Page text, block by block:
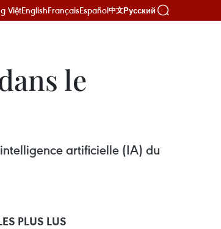
ViệtEnglishFrançaisEspañol中文Русский
le
artificielle (IA) du
PLUS LUS